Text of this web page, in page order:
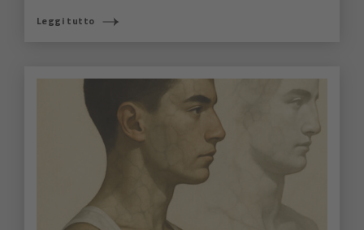
Leggi tutto